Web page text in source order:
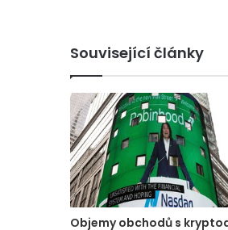
Související články
Objemy obchodů s